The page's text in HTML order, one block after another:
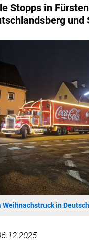
STIFTUNG
ÖSTERREICH
Stopps in
und
Weihnachstruck in